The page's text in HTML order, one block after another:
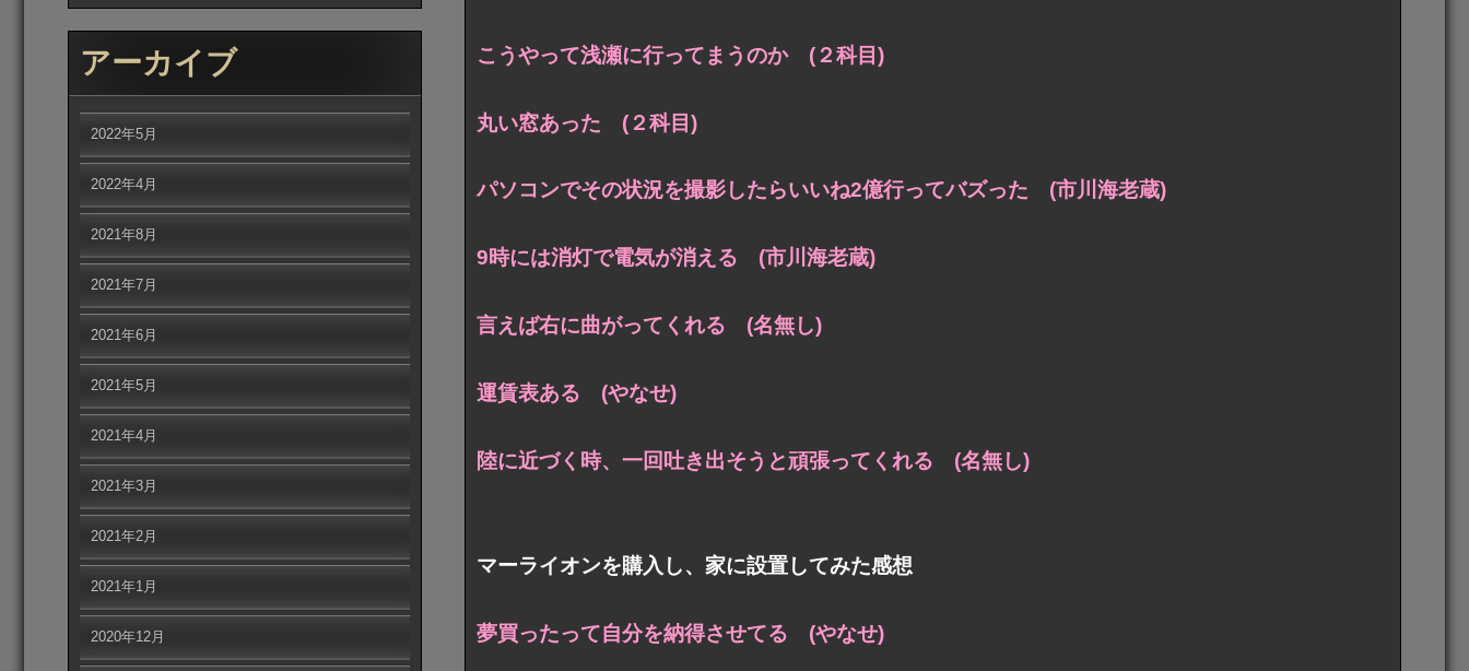
こうやって浅瀬に行ってまうのか (２科目)
丸い窓あった (２科目)
パソコンでその状況を撮影したらいいね2億行ってバズった (市川海老蔵)
9時には消灯で電気が消える (市川海老蔵)
言えば右に曲がってくれる (名無し)
運賃表ある (やなせ)
陸に近づく時、一回吐き出そうと頑張ってくれる (名無し)
マーライオンを購入し、家に設置してみた感想
夢買ったって自分を納得させてる (やなせ)
アーカイブ
2022年5月
2022年4月
2021年8月
2021年7月
2021年6月
2021年5月
2021年4月
2021年3月
2021年2月
2021年1月
2020年12月